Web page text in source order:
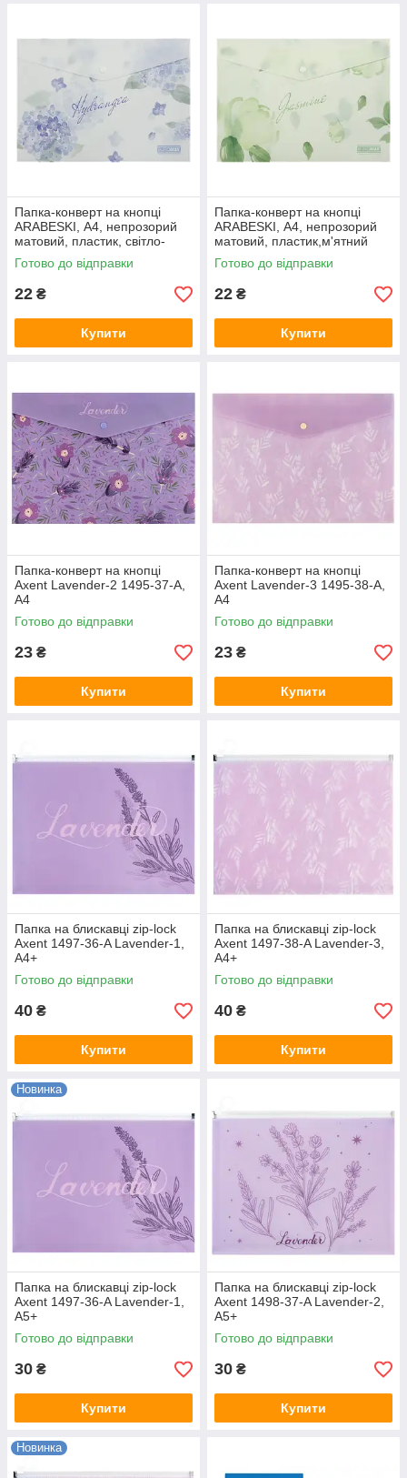
Папка-конверт на кнопці
ARABESKI, А4, непрозорий
матовий, пластик, світло-
синій BM.3943-30
Готово до відправки
22 ₴
Купити
Папка-конверт на кнопці
ARABESKI, А4, непрозорий
матовий, пластик,м'ятний
BM.3943-38
Готово до відправки
22 ₴
Купити
Папка-конверт на кнопці
Axent Lavender-2 1495-37-A,
А4
Готово до відправки
23 ₴
Купити
Папка-конверт на кнопці
Axent Lavender-3 1495-38-A,
А4
Готово до відправки
23 ₴
Купити
Папка на блискавці zip-lock
Axent 1497-36-A Lavender-1,
А4+
Готово до відправки
40 ₴
Купити
Папка на блискавці zip-lock
Axent 1497-38-A Lavender-3,
А4+
Готово до відправки
40 ₴
Купити
Новинка
Папка на блискавці zip-lock
Axent 1497-36-A Lavender-1,
А5+
Готово до відправки
30 ₴
Купити
Папка на блискавці zip-lock
Axent 1498-37-A Lavender-2,
А5+
Готово до відправки
30 ₴
Купити
Новинка